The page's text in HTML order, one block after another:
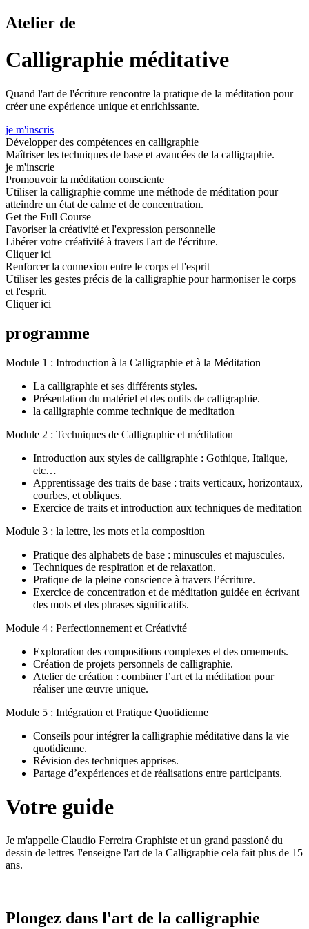
Atelier de
Calligraphie méditative
Quand l'art de l'écriture rencontre la pratique de la méditation pour
créer une expérience unique et enrichissante.
je m'inscris
Développer des compétences en calligraphie
Maîtriser les techniques de base et avancées de la calligraphie.
je m'inscrie
Promouvoir la méditation consciente
Utiliser la calligraphie comme une méthode de méditation pour
atteindre un état de calme et de concentration.
Get the Full Course
Favoriser la créativité et l'expression personnelle
Libérer votre créativité à travers l'art de l'écriture.
Cliquer ici
Renforcer la connexion entre le corps et l'esprit
Utiliser les gestes précis de la calligraphie pour harmoniser le corps
et l'esprit.
Cliquer ici
programme
Module 1 : Introduction à la Calligraphie et à la Méditation
La calligraphie et ses différents styles.
Présentation du matériel et des outils de calligraphie.
la calligraphie comme technique de meditation
Module 2 : Techniques de Calligraphie et méditation
Introduction aux styles de calligraphie : Gothique, Italique,
etc…
Apprentissage des traits de base : traits verticaux, horizontaux,
courbes, et obliques.
Exercice de traits et introduction aux techniques de meditation
Module 3 : la lettre, les mots et la composition
Pratique des alphabets de base : minuscules et majuscules.
Techniques de respiration et de relaxation.
Pratique de la pleine conscience à travers l’écriture.
Exercice de concentration et de méditation guidée en écrivant
des mots et des phrases significatifs.
Module 4 : Perfectionnement et Créativité
Exploration des compositions complexes et des ornements.
Création de projets personnels de calligraphie.
Atelier de création : combiner l’art et la méditation pour
réaliser une œuvre unique.
Module 5 : Intégration et Pratique Quotidienne
Conseils pour intégrer la calligraphie méditative dans la vie
quotidienne.
Révision des techniques apprises.
Partage d’expériences et de réalisations entre participants.
Votre guide
Je m'appelle Claudio Ferreira Graphiste et un grand passioné du
dessin de lettres J'enseigne l'art de la Calligraphie cela fait plus de 15
ans.
Plongez dans l'art de la calligraphie